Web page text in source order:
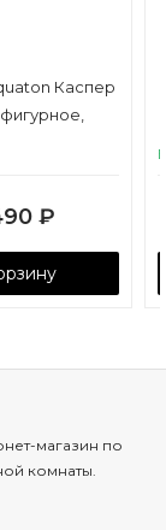
Каспер
₽
магазин по
комнаты.